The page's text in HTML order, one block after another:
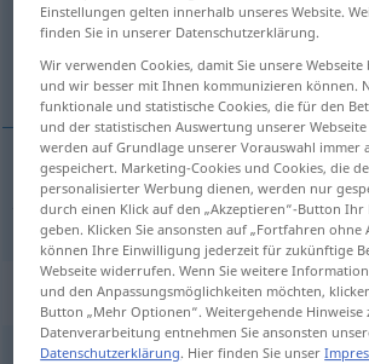
Übersicht aller Übersetzungen
(Für mehr Details die Übersetzung
programmefür besonders BR→ siehe „
Beispielsätze für
Einstellungen gelten innerhalb unseres Website.
finden Sie in unserer Datenschutzerklärung.
Wir verwenden Cookies, damit Sie unsere
und wir besser mit Ihnen kommunizieren können.
funktionale und statistische Cookies, die für den
und der statistischen Auswertung unserer
werden auf Grundlage unserer Vorauswahl immer
gespeichert. Marketing-Cookies und Cookies, die
personalisierter Werbung dienen, werden nur
durch einen Klick auf den „Akzeptieren“-Button Ihr
geben. Klicken Sie ansonsten auf „Fortfahren ohne
können Ihre Einwilligung jederzeit für zukünftige
Webseite widerrufen. Wenn Sie weitere
und den Anpassungsmöglichkeiten möchten,
Button „Mehr Optionen“. Weitergehende Hinweise
Datenverarbeitung entnehmen Sie ansonsten
Datenschutzerklärung. Hier finden Sie unser